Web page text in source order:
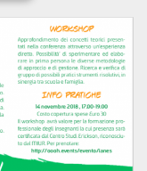
Scadenza Descrizione